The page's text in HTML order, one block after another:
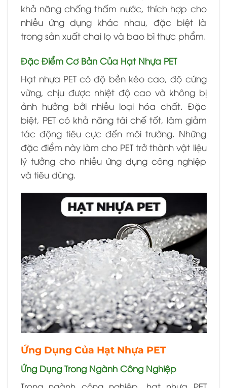
khả năng chống thấm nước, thích hợp cho
nhiều ứng dụng khác nhau, đặc biệt là
trong sản xuất chai lọ và bao bì thực phẩm.
Đặc Điểm Cơ Bản Của Hạt Nhựa PET
Hạt nhựa PET có độ bền kéo cao, độ cứng
vững, chịu được nhiệt độ cao và không bị
ảnh hưởng bởi nhiều loại hóa chất. Đặc
biệt, PET có khả năng tái chế tốt, làm giảm
tác động tiêu cực đến môi trường. Những
đặc điểm này làm cho PET trở thành vật liệu
lý tưởng cho nhiều ứng dụng công nghiệp
và tiêu dùng.
Ứng Dụng Của Hạt Nhựa PET
Ứng Dụng Trong Ngành Công Nghiệp